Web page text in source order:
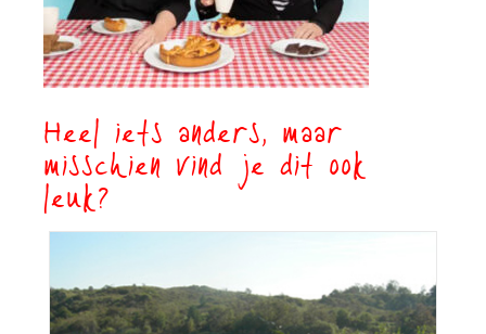
Heel iets anders, maar
misschien vind je dit ook
leuk?